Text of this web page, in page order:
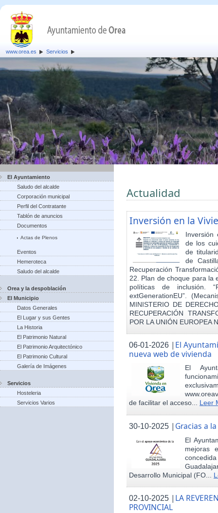
www.orea.es Servicios
El Ayuntamiento
Saludo del alcalde
Corporación municipal
Perfil del Contratante
Tablón de anuncios
Documentos
Actas de Plenos
Eventos
Hemeroteca
Saludo del alcalde
Orea y la despoblación
El Municipio
Datos Generales
El Lugar y sus Gentes
La Historia
El Patrimonio Natural
El Patrimonio Arquitectónico
El Patrimonio Cultural
Galería de Imágenes
Servicios
Hosteleria
Servicios Varios
Actualidad
Inversión en la
Inversión
de los
de
de
Recuperación
22. Plan de choque para la
políticas de inclusión.
extGenerationEU”.
MINISTERIO DE
RECUPERACIÓN
POR LA UNIÓN EUROPEA
06-01-2026 | El
nueva web de vivienda
El
de facilitar el acceso... Leer
30-10-2025 | Gracias a
El
mejoras
Desarrollo Municipal (FO...
02-10-2025 | LA
PROVINCIAL